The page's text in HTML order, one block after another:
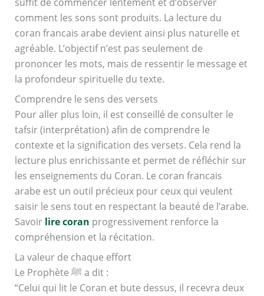
comment les sons sont produits. La lecture du
coran francais arabe devient ainsi plus naturelle et
agréable. L’objectif n’est pas seulement de
prononcer les mots, mais de ressentir le message et
la profondeur spirituelle du texte.
Comprendre le sens des versets
Pour aller plus loin, il est conseillé de consulter le
tafsir (interprétation) afin de comprendre le
contexte et la signification des versets. Cela rend la
lecture plus enrichissante et permet de réfléchir sur
les enseignements du Coran. Le coran francais
arabe est un outil précieux pour ceux qui veulent
saisir le sens tout en respectant la beauté de l’arabe.
Savoir lire coran progressivement renforce la
compréhension et la récitation.
La valeur de chaque effort
Le Prophète ﷺ a dit :
“Celui qui lit le Coran et bute dessus, il recevra deux